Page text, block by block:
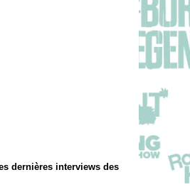
dernières interviews des